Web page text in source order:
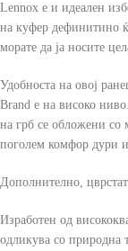
Lennox е и идеален
на куфер дефинитино
морате да ја носите
Удобноста на овој
Brand е на високо
на грб се обложени со
поголем комфор дури
Дополнително,
Изработен од
одликува со природна